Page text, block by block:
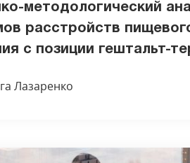
методологический
расстройств
с позиции гештальт-
Лазаренко